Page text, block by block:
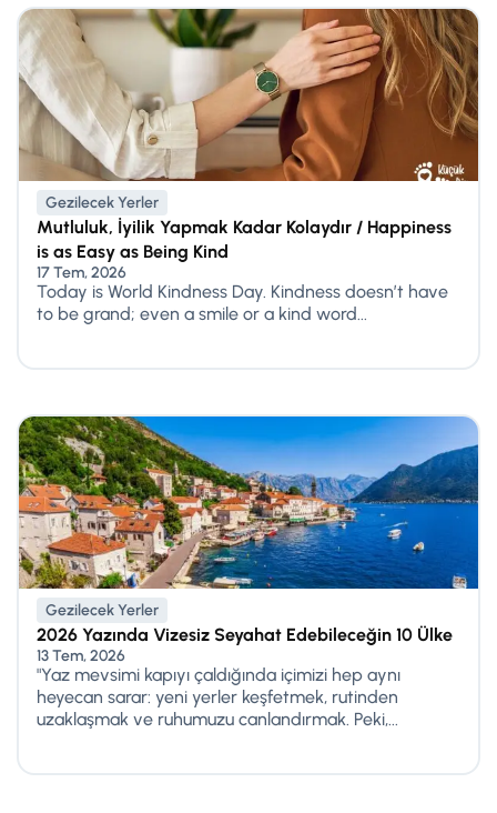
Gezilecek Yerler
Mutluluk, İyilik Yapmak Kadar Kolaydır / Happiness
is as Easy as Being Kind
17 Tem, 2026
Today is World Kindness Day. Kindness doesn’t have
to be grand; even a smile or a kind word...
Gezilecek Yerler
2026 Yazında Vizesiz Seyahat Edebileceğin 10 Ülke
13 Tem, 2026
"Yaz mevsimi kapıyı çaldığında içimizi hep aynı
heyecan sarar: yeni yerler keşfetmek, rutinden
uzaklaşmak ve ruhumuzu canlandırmak. Peki,...